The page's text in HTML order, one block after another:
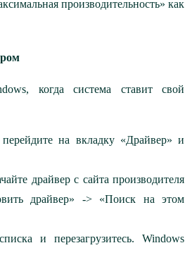
производительность» как
когда система ставит свой
на вкладку «Драйвер» и
драйвер с сайта производителя
драйвер» -> «Поиск на этом
и перезагрузитесь. Windows